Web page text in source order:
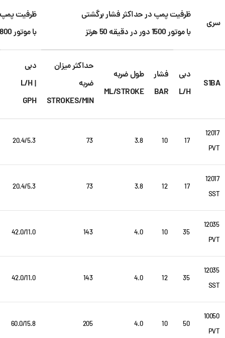
سری
ظرفیت پمپ در حداکثر فشار برگشتی
با موتور 1500 دور در دقیقه 50 هرتز
ظرفیت پمپ
با موتور 1800 دور در دقیقه 60 هرتز
S1BA
دبی
L/H
فشار
BAR
طول ضربه
ML/STROKE
حداکثر میزان
ضربه
STROKES/MIN
دبی
L/H |
GPH
12017
PVT
17
10
3.8
73
20.4/5.3
12017
SST
17
12
3.8
73
20.4/5.3
12035
PVT
35
10
4.0
143
42.0/11.0
12035
SST
35
12
4.0
143
42.0/11.0
10050
PVT
50
10
4.0
205
60.0/15.8